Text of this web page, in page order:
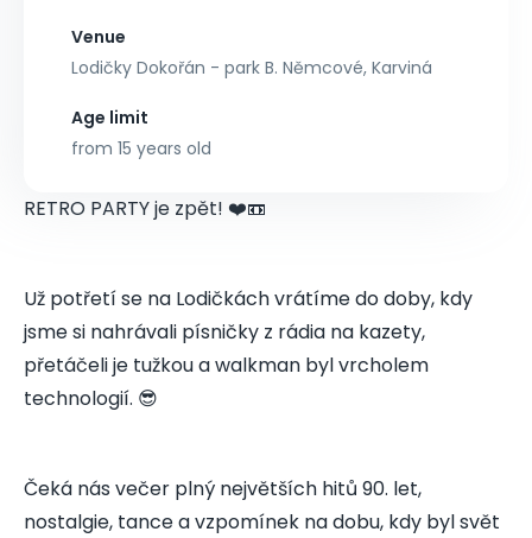
Venue
Lodičky Dokořán - park B. Němcové, Karviná
Age limit
from 15 years old
RETRO PARTY je zpět! ❤️📼
Už potřetí se na Lodičkách vrátíme do doby, kdy
jsme si nahrávali písničky z rádia na kazety,
přetáčeli je tužkou a walkman byl vrcholem
technologií. 😎
Čeká nás večer plný největších hitů 90. let,
nostalgie, tance a vzpomínek na dobu, kdy byl svět